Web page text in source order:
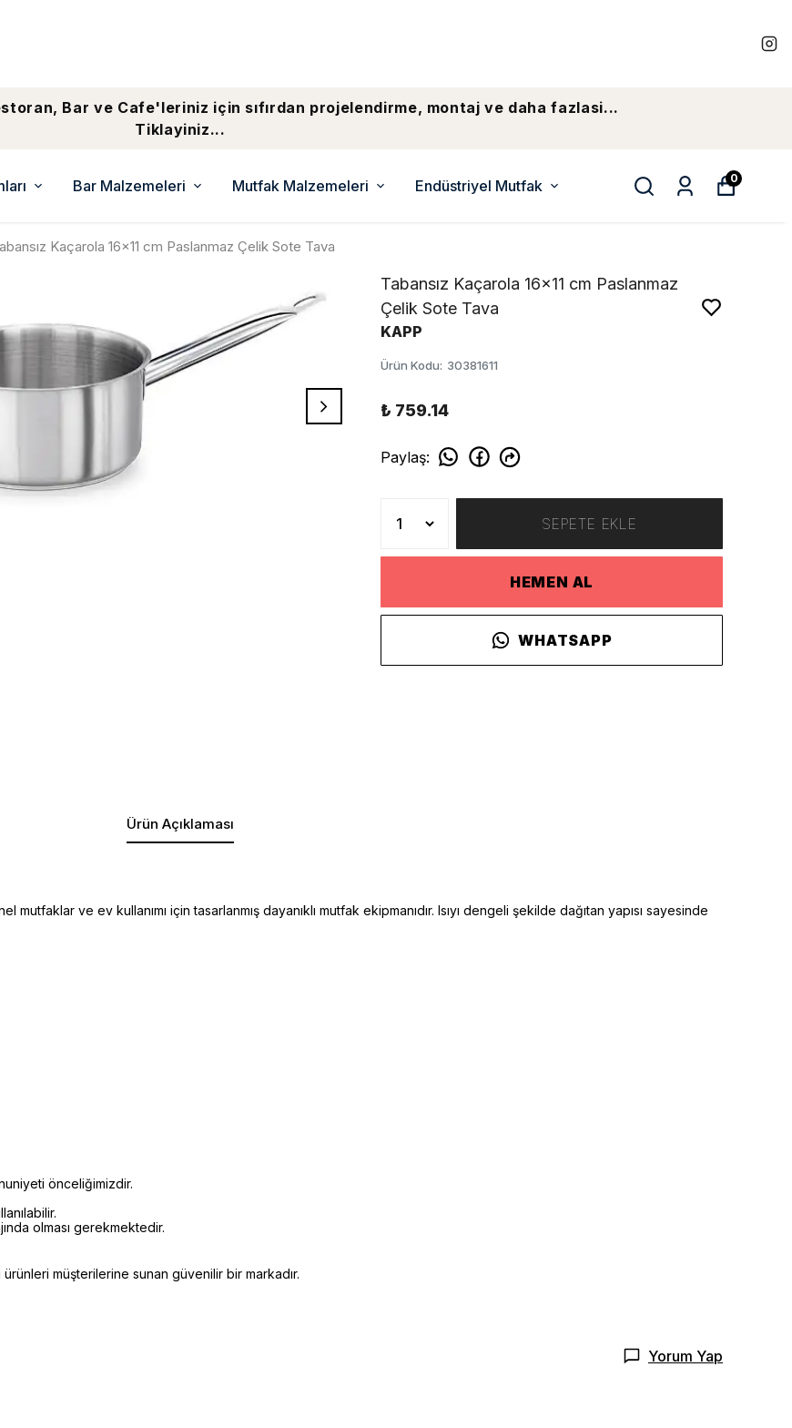
Bar ve Cafe'leriniz için sıfırdan projelendirme, montaj ve daha fazlasi...
Tiklayiniz...
Bar Malzemeleri Mutfak Malzemeleri Endüstriyel Mutfak 0
Kaçarola 16x11 cm Paslanmaz Çelik Sote Tava
Tabansız Kaçarola 16x11 cm Paslanmaz
Çelik Sote Tava
KAPP
Ürün Kodu: 30381611
₺ 759.14
Paylaş:
SEPETE EKLE
HEMEN AL
WHATSAPP
Ürün Açıklaması
ve ev kullanımı için tasarlanmış dayanıklı mutfak ekipmanıdır. Isıyı dengeli şekilde dağıtan yapısı sayesinde
önceliğimizdir.
olması gerekmektedir.
müşterilerine sunan güvenilir bir markadır.
Yorum Yap